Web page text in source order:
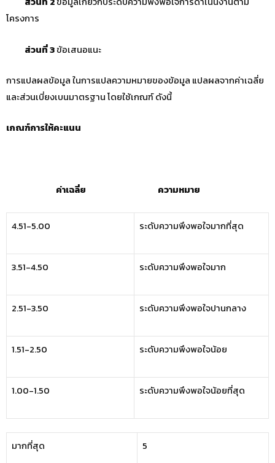
โครงการ
ส่วนที่3ข้อเสนอแนะ
การแปลผลข้อมูล ในการแปลความหมายของข้อมูล แปลผลจากค่าเฉลี่ย
และส่วนเบี่ยงเบนมาตรฐาน โดยใช้เกณฑ์ ดังนี้
เกณฑ์การให้คะแนน
ค่าเฉลี่ย ความหมาย
4.51-5.00 ระดับความพึงพอใจมากที่สุด
3.51-4.50 ระดับความพึงพอใจมาก
2.51-3.50 ระดับความพึงพอใจปานกลาง
1.51-2.50 ระดับความพึงพอใจน้อย
1.00-1.50 ระดับความพึงพอใจน้อยที่สุด
มากที่สุด 5